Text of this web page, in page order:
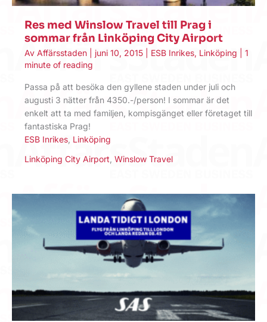
Res med Winslow Travel till Prag i
sommar från Linköping City Airport
Av Affärsstaden juni 10, 2015 ESB Inrikes, Linköping
1
minute of reading
Passa på att besöka den gyllene staden under juli och
augusti 3 nätter från 4350.-/person! I sommar är det
enkelt att ta med familjen, kompisgänget eller företaget till
fantastiska Prag!
ESB Inrikes Linköping
Linköping City Airport, Winslow Travel